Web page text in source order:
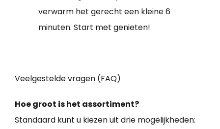
verwarm het gerecht een kleine 6
minuten. Start met genieten!
Veelgestelde vragen (FAQ)
Hoe groot is het assortiment?
Standaard kunt u kiezen uit drie mogelijkheden: